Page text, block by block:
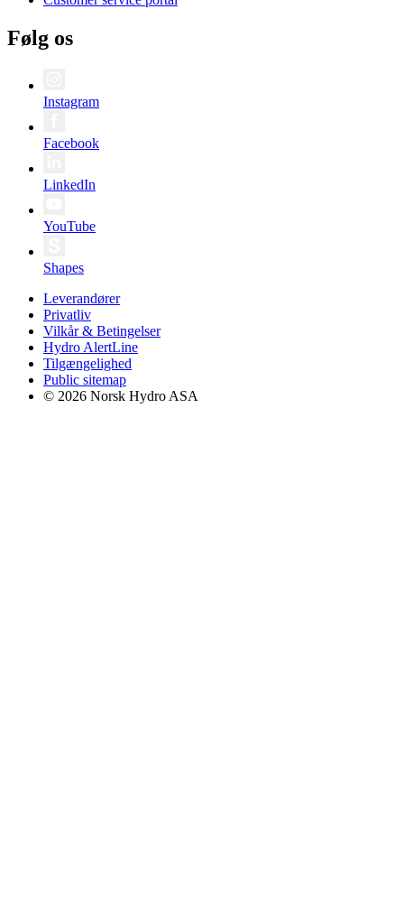
Følg os
Instagram
Facebook
LinkedIn
YouTube
Shapes
Leverandører
Privatliv
Vilkår & Betingelser
Hydro AlertLine
Tilgængelighed
Public sitemap
© 2026 Norsk Hydro ASA